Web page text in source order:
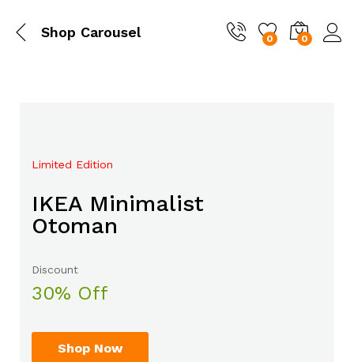
Shop Carousel 0 0
Limited Edition
IKEA Minimalist
Otoman
Discount
30% Off
Shop Now
Mega Sale Nov 2017
Double Combo With
The Body Shop
Sale up to
50% Off
Shop Now